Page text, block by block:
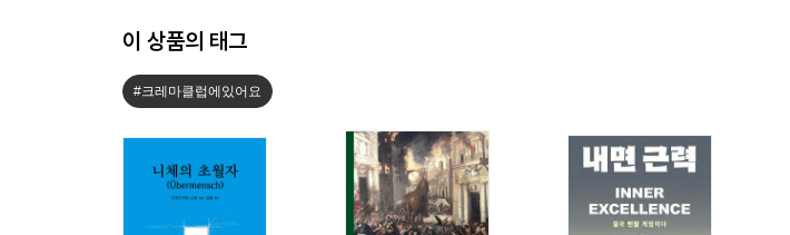
이 상품의 태그
#크레마클럽에있어요